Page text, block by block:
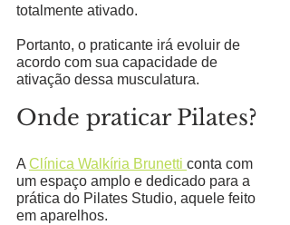
totalmente ativado.
Portanto, o praticante irá evoluir de
acordo com sua capacidade de
ativação dessa musculatura.
Onde praticar Pilates?
A Clínica Walkíria Brunetti conta com
um espaço amplo e dedicado para a
prática do Pilates Studio, aquele feito
em aparelhos.